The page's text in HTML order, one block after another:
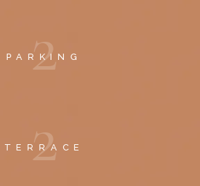
2
PARKING
2
TERRACE